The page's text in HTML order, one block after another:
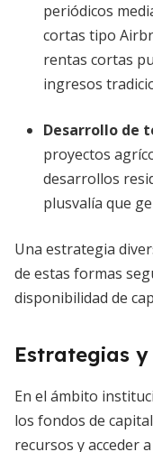
periódicos
cortas tipo
rentas cortas
ingresos
Desarrollo de
proyectos
desarrollos
plusvalía que
Una estrategia
de estas formas
disponibilidad de
Estrategias
En el ámbito
los fondos de
recursos y acceder